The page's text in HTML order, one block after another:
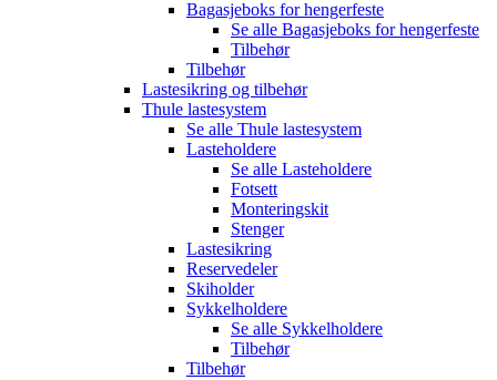
Bagasjeboks for hengerfeste
Se alle Bagasjeboks for hengerfeste
Tilbehør
Tilbehør
Lastesikring og tilbehør
Thule lastesystem
Se alle Thule lastesystem
Lasteholdere
Se alle Lasteholdere
Fotsett
Monteringskit
Stenger
Lastesikring
Reservedeler
Skiholder
Sykkelholdere
Se alle Sykkelholdere
Tilbehør
Tilbehør